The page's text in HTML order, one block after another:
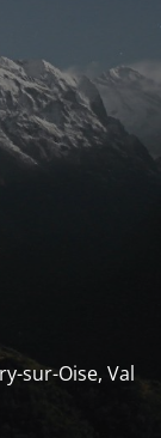
sur-Oise, Val